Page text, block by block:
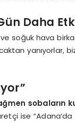
Daha
ve soğuk hava
yanıyorlar,
sobaların
ise “Adana’da